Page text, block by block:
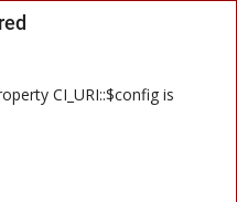
CI_URI::$config is